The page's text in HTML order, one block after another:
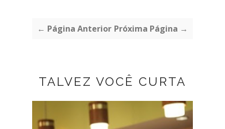
← Página Anterior Próxima Página →
TALVEZ VOCÊ CURTA